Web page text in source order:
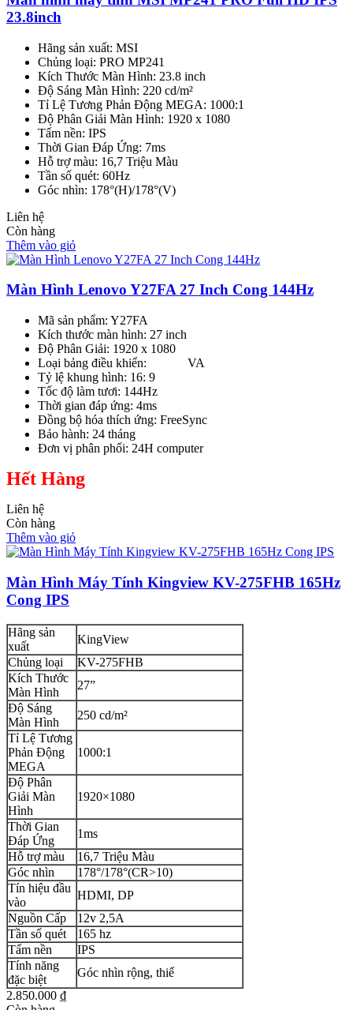
23.8inch
Hãng sản xuất: MSI
Chủng loại: PRO MP241
Kích Thước Màn Hình: 23.8 inch
Độ Sáng Màn Hình: 220 cd/m²
Tỉ Lệ Tương Phản Động MEGA: 1000:1
Độ Phân Giải Màn Hình: 1920 x 1080
Tấm nền: IPS
Thời Gian Đáp Ứng: 7ms
Hỗ trợ màu: 16,7 Triệu Màu
Tần số quét: 60Hz
Góc nhìn: 178°(H)/178°(V)
Liên hệ
Còn hàng
Thêm vào giỏ
Màn Hình Lenovo Y27FA 27 Inch Cong 144Hz
Mã sản phẩm: Y27FA
Kích thước màn hình: 27 inch
Độ Phân Giải: 1920 x 1080
Loại bảng điều khiển: VA
Tỷ lệ khung hình: 16: 9
Tốc độ làm tươi: 144Hz
Thời gian đáp ứng: 4ms
Đồng bộ hóa thích ứng: FreeSync
Bảo hành: 24 tháng
Đơn vị phân phối: 24H computer
Hết Hàng
Liên hệ
Còn hàng
Thêm vào giỏ
Màn Hình Máy Tính Kingview KV-275FHB 165Hz
Cong IPS
Hãng sản
xuất
KingView
Chủng loại
KV-275FHB
Kích Thước
Màn Hình
27”
Độ Sáng
Màn Hình
250 cd/m²
Tỉ Lệ Tương
Phản Động
MEGA
1000:1
Độ Phân
Giải Màn
Hình
1920×1080
Thời Gian
Đáp Ứng
1ms
Hỗ trợ màu
16,7 Triệu Màu
Góc nhìn
178°/178°(CR>10)
Tín hiệu đầu
vào
HDMI, DP
Nguồn Cấp
12v 2,5A
Tần số quét
165 hz
Tấm nền
IPS
Tính năng
đặc biệt
Góc nhìn rộng, thiế
2.850.000 ₫